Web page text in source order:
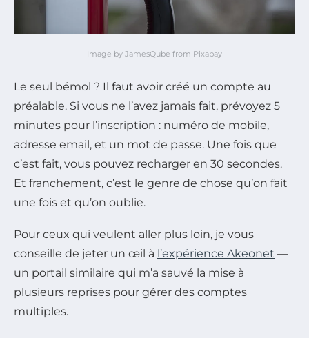
Image by JamesQube from Pixabay
Le seul bémol ? Il faut avoir créé un compte au
préalable. Si vous ne l’avez jamais fait, prévoyez 5
minutes pour l’inscription : numéro de mobile,
adresse email, et un mot de passe. Une fois que
c’est fait, vous pouvez recharger en 30 secondes.
Et franchement, c’est le genre de chose qu’on fait
une fois et qu’on oublie.
Pour ceux qui veulent aller plus loin, je vous
conseille de jeter un œil à l’expérience Akeonet —
un portail similaire qui m’a sauvé la mise à
plusieurs reprises pour gérer des comptes
multiples.